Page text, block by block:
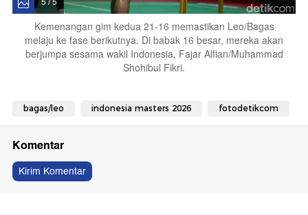
Kemenangan gim kedua 21-16 memastikan Leo/Bagas
melaju ke fase berikutnya. Di babak 16 besar, mereka akan
berjumpa sesama wakil Indonesia, Fajar Alfian/Muhammad
Shohibul Fikri.
bagas/leo indonesia masters 2026 fotodetikcom
Komentar
Kirim Komentar